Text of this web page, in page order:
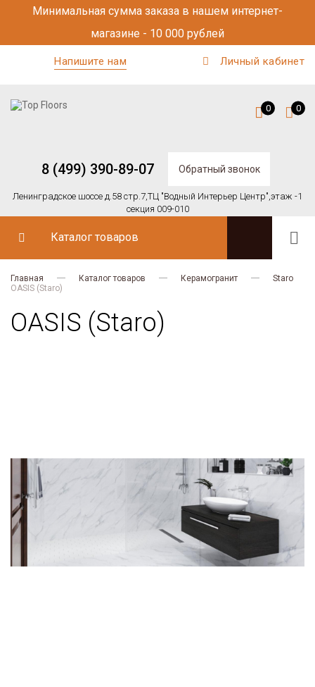
Минимальная сумма заказа в нашем интернет-
магазине - 10 000 рублей
Напишите нам Личный кабинет
8 (499) 390-89-07 Обратный звонок
Ленинградское шоссе д.58 стр.7,ТЦ "Водный Интерьер Центр",этаж -1
секция 009-010
0 0
Каталог товаров
Главная Каталог товаров Керамогранит
Staro
OASIS (Staro)
OASIS (Staro)